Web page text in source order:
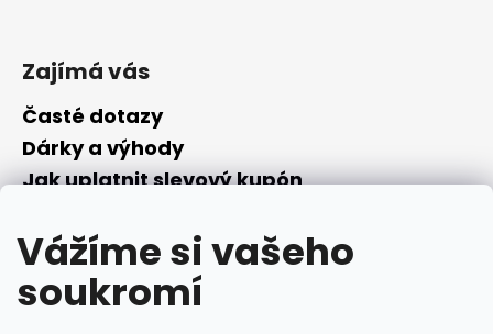
Vážíme si vašeho
soukromí
Zajímá vás
Časté dotazy
Dárky a výhody
Jak uplatnit slevový kupón
Převodník parfémů
Parfémový slovníček